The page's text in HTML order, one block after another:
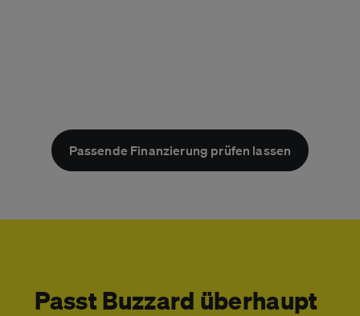
Passende Finanzierung prüfen lassen
Passt Buzzard überhaupt